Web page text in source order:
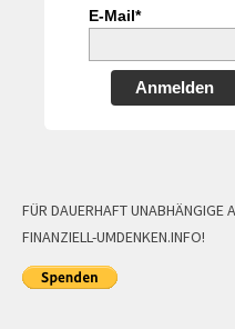
E-Mail*
Anmelden
FÜR DAUERHAFT UNABHÄNGIGE
FINANZIELL-UMDENKEN.INFO!